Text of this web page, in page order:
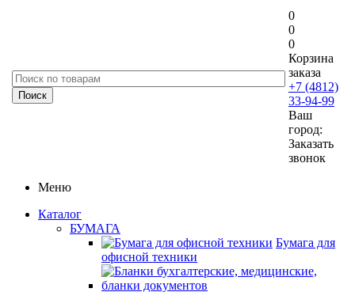
0
0
0
Корзина
заказа
+7 (4812)
33-94-99
Ваш
город:
Заказать
звонок
Меню
Каталог
БУМАГА
Бумага для
офисной техники